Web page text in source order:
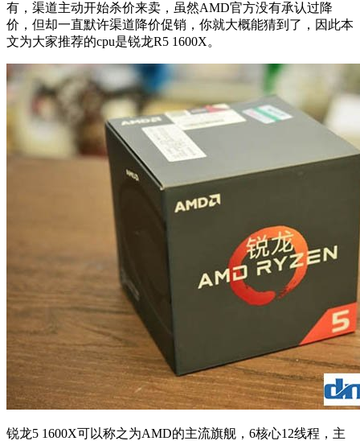
有，渠道主动开始杀价来卖，虽然AMD官方没有承认过降
价，但却一直默许渠道降价促销，你就大概能猜到了，因此本
文为大家推荐的cpu是锐龙R5 1600X。
锐龙5 1600X可以称之为AMD的主流旗舰，6核心12线程，主